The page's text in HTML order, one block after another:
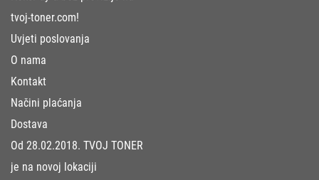
tvoj-toner.com!
Uvjeti poslovanja
O nama
Kontakt
Načini plaćanja
Dostava
Od 28.02.2018. TVOJ TONER
je na novoj lokaciji